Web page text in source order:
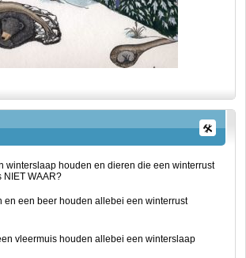
winterslaap houden en dieren die een winterrust
NIET WAAR?
en een beer houden allebei een winterrust
vleermuis houden allebei een winterslaap